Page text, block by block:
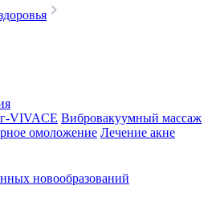
VIVACE Вибровакуумный массаж
омоложение Лечение акне
новообразований